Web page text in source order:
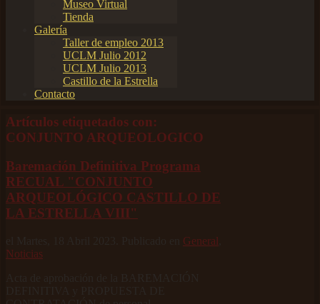
Museo Virtual
Tienda
Galería
Taller de empleo 2013
UCLM Julio 2012
UCLM Julio 2013
Castillo de la Estrella
Contacto
Artículos etiquetados con:
CONJUNTO ARQUEOLOGICO
Baremación Definitiva Programa
RECUAL "CONJUNTO
ARQUEOLÓGICO CASTILLO DE
LA ESTRELLA VIII"
General
Noticias